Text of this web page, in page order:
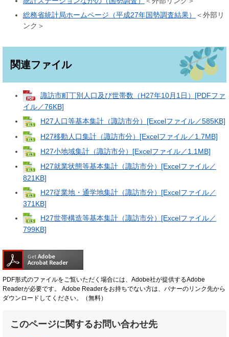
総務省統計局ホームページ（平成27年国勢調査結果）
＜外部リ
ンク＞
関連ファイル
諏訪市町丁別人口及び世帯数（H27年10月1日）[PDFファ
イル／76KB]
H27人口等基本集計（諏訪市分）[Excelファイル／585KB]
H27移動人口集計（諏訪市分）[Excelファイル／1.7MB]
H27小地域集計（諏訪市分）[Excelファイル／1.1MB]
H27就業状態等基本集計（諏訪市分）[Excelファイル／
821KB]
H27従業地・通学地集計（諏訪市分）[Excelファイル／
371KB]
H27世帯構造等基本集計（諏訪市分）[Excelファイル／
799KB]
PDF形式のファイルをご覧いただく場合には、Adobe社が提供するAdobe
Readerが必要です。
Adobe Readerをお持ちでない方は、バナーのリンク先から
ダウンロードしてください。（無料）
このページに関するお問い合わせ先